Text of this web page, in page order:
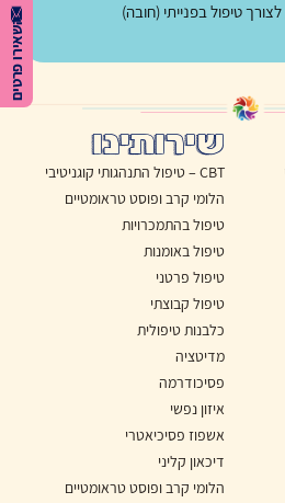
השאירו פרטים
טיפול בפנייתי (חובה)
שירותינו
CBT – טיפול התנהגותי קוגניטיבי
הלומי קרב ופוסט טראומטיים
טיפול בהתמכרויות
טיפול באומנות
טיפול פרטני
טיפול קבוצתי
כלבנות טיפולית
מדיטציה
פסיכודרמה
איזון נפשי
אשפוז פסיכיאטרי
דיכאון קליני
הלומי קרב ופוסט טראומטיים